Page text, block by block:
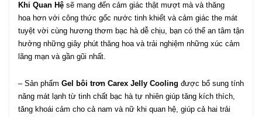
Khi Quan Hệ sẽ mang đến cảm giác thật mượt mà và thăng
hoa hơn với công thức gốc nước tinh khiết và cảm giác the mát
tuyệt vời cùng hương thơm bạc hà dễ chịu, bạn có thể an tâm tận
hưởng những giây phút thăng hoa và trải nghiệm những xúc cảm
lãng mạn và gần gũi nhất.
– Sản phẩm Gel bôi trơn Carex Jelly Cooling được bổ sung tính
năng mát lạnh từ tinh chất bạc hà tự nhiên giúp tăng kích thích,
tăng khoái cảm cho cả nam và nữ khi quan hệ, giúp cả hai trải